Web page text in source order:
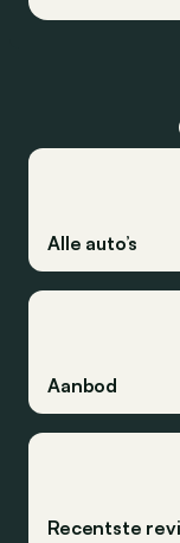
Alle auto’s
Aanbod
Recentste